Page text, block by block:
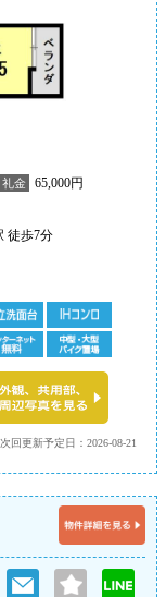
礼金 65,000円
徒歩7分
次回更新予定日：2026-08-21